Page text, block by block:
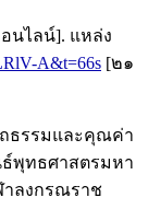
นไลน์]. แหล่ง
A&t=66s [๒๑
ธรรมและคุณค่า
พุทธศาสตรมหา
ลงกรณราช